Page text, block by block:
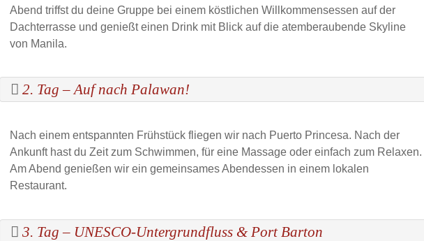
Abend triffst du deine Gruppe bei einem köstlichen Willkommensessen auf der
Dachterrasse und genießt einen Drink mit Blick auf die atemberaubende Skyline
von Manila.
2. Tag – Auf nach Palawan!
Nach einem entspannten Frühstück fliegen wir nach Puerto Princesa. Nach der
Ankunft hast du Zeit zum Schwimmen, für eine Massage oder einfach zum Relaxen.
Am Abend genießen wir ein gemeinsames Abendessen in einem lokalen
Restaurant.
3. Tag – UNESCO-Untergrundfluss & Port Barton